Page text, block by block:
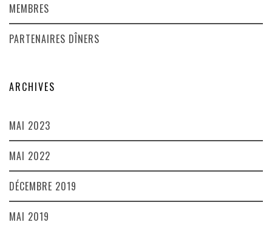
MEMBRES
PARTENAIRES DÎNERS
ARCHIVES
MAI 2023
MAI 2022
DÉCEMBRE 2019
MAI 2019